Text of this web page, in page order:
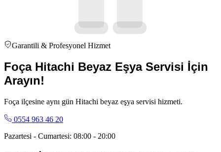
Garantili & Profesyonel Hizmet
Foça Hitachi Beyaz Eşya Servisi İçin
Arayın!
Foça ilçesine aynı gün Hitachi beyaz eşya servisi hizmeti.
0554 963 46 20
Pazartesi - Cumartesi: 08:00 - 20:00